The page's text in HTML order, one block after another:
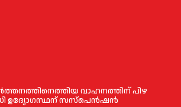
വാഹനത്തിന് പിഴ
ഉദ്യോഗസ്ഥന് സസ്പെൻഷൻ